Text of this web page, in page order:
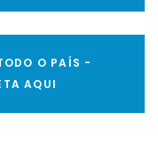
O PAÍS -
AQUI